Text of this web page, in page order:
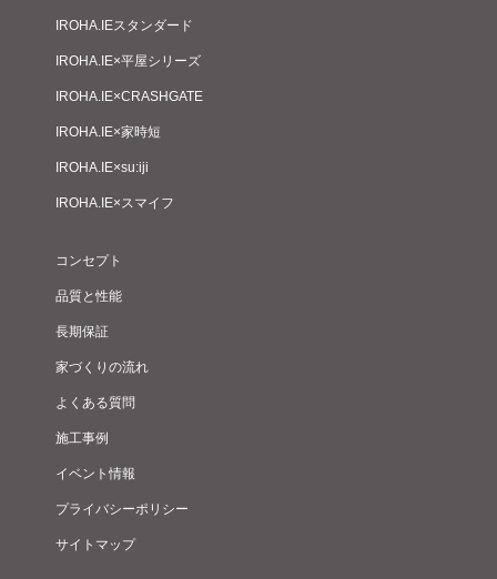
IROHA.IEスタンダード
IROHA.IE×平屋シリーズ
IROHA.IE×CRASHGATE
IROHA.IE×家時短
IROHA.IE×su:iji
IROHA.IE×スマイフ
コンセプト
品質と性能
長期保証
家づくりの流れ
よくある質問
施工事例
イベント情報
プライバシーポリシー
サイトマップ